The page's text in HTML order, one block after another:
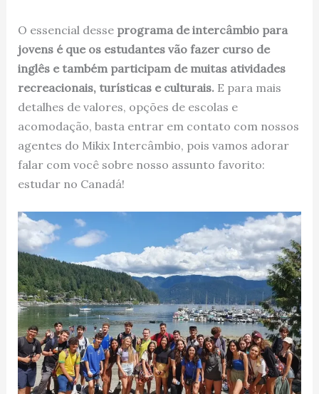
O essencial desseprograma de intercâmbio para
jovens é que os estudantes vão fazer curso de
inglês e também participam de muitas atividades
recreacionais, turísticas e culturais. E para mais
detalhes de valores, opções de escolas e
acomodação, basta entrar em contato com nossos
agentes do Mikix Intercâmbio, pois vamos adorar
falar com você sobre nosso assunto favorito:
estudar no Canadá!